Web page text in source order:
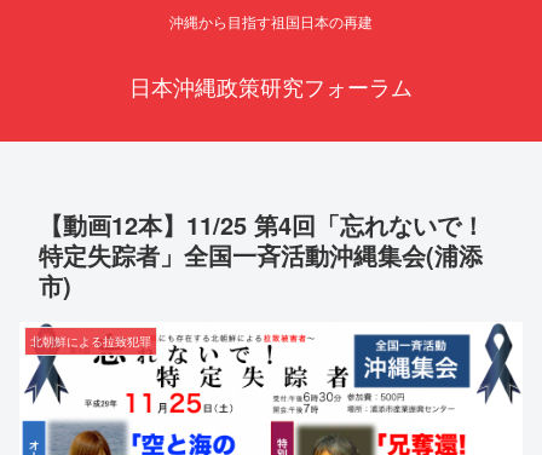
沖縄から目指す祖国日本の再建
日本沖縄政策研究フォーラム
【動画12本】11/25 第4回「忘れないで！
特定失踪者」全国一斉活動沖縄集会(浦添
市)
北朝鮮による拉致犯罪